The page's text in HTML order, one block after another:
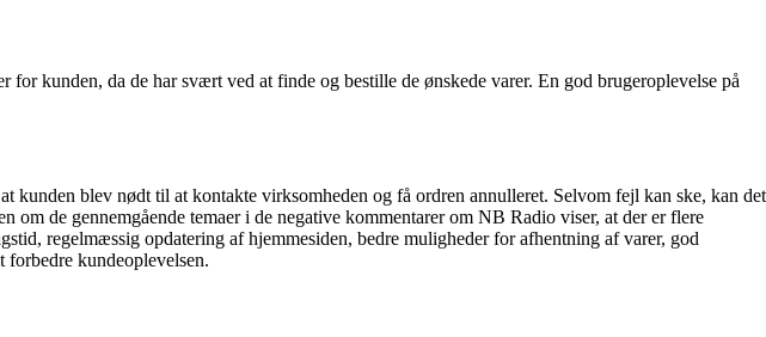
kunden, da de har svært ved at finde og bestille de ønskede varer. En god brugeroplevelse på
blev nødt til at kontakte virksomheden og få ordren annulleret. Selvom fejl kan ske, kan det
de gennemgående temaer i de negative kommentarer om NB Radio viser, at der er flere
regelmæssig opdatering af hjemmesiden, bedre muligheder for afhentning af varer, god
forbedre kundeoplevelsen.